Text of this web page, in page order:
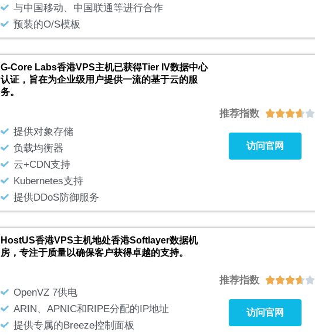
与中国移动、中国联通等进行合作
预装的O/S模板
G-Core Labs香港VPS主机已获得Tier IV数据中心
认证，旨在为企业级用户提供一流的基于云的服
务。
提供对象存储
负载均衡器
云+CDN支持
Kubernetes支持
提供DDoS防御服务
推荐指数 
访问官网
HostUS香港VPS主机地处香港Softlayer数据机
房，专注于质量以确保客户获得卓越的支持。
OpenVZ 7供电
ARIN、APNIC和RIPE分配的IP地址
提供专属的Breeze控制面板
推荐指数 
访问官网